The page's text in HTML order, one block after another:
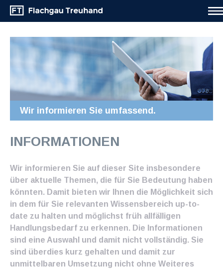
Wir informieren Sie umfassend.
INFORMATIONEN
Wir informieren Sie auf dieser Site insbesondere
über aktuelle Themen, die für Sie Bedeutung haben
könnten. Damit bieten wir Ihnen die Möglichkeit sich
in dem für Sie relevanten Wissensbereich up-to-
date zu halten und möglichst früh allfälligen
Handlungsbedarf zu erkennen. Die Informationen
sind eine Auswahl und damit nicht vollständig. Sie
sind überdies kurz gehalten und damit zur
unmittelbaren Umsetzung nicht ohne Weiteres